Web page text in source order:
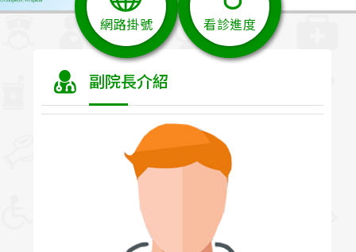
看診進度
網路掛號
副院長介紹